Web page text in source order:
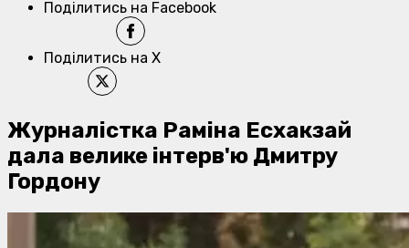
Поділитись на Facebook
Поділитись на X
​Журналістка Раміна Есхакзай
дала велике інтерв'ю Дмитру
Гордону